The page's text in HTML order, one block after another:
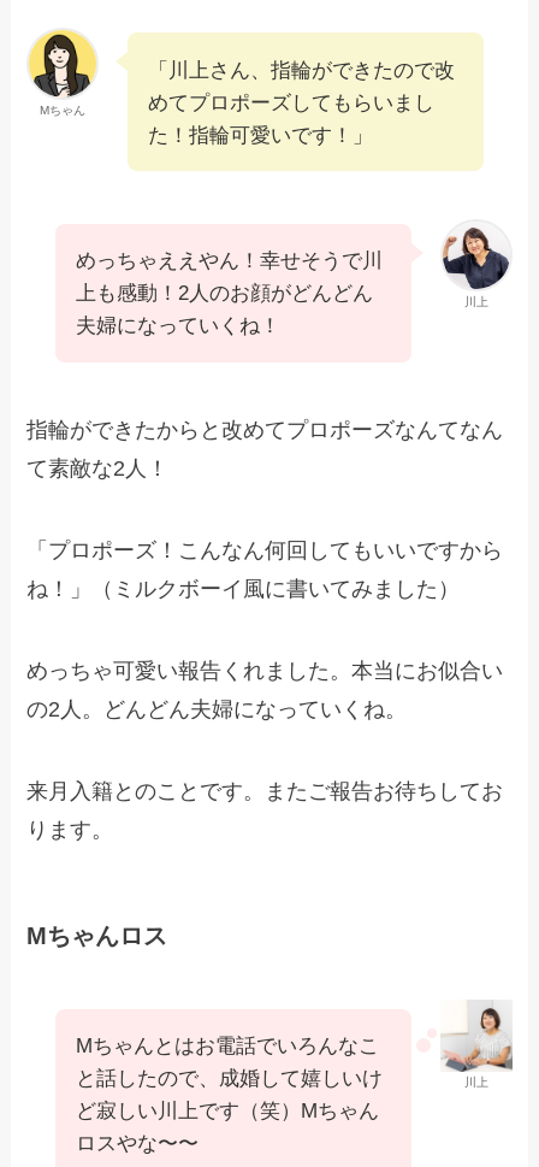
Mちゃん
「川上さん、指輪ができたので改
めてプロポーズしてもらいまし
た！指輪可愛いです！」
川上
めっちゃええやん！幸せそうで川
上も感動！2人のお顔がどんどん
夫婦になっていくね！
指輪ができたからと改めてプロポーズなんてなん
て素敵な2人！
「プロポーズ！こんなん何回してもいいですから
ね！」（ミルクボーイ風に書いてみました）
めっちゃ可愛い報告くれました。本当にお似合い
の2人。どんどん夫婦になっていくね。
来月入籍とのことです。またご報告お待ちしてお
ります。
Mちゃんロス
川上
Mちゃんとはお電話でいろんなこ
と話したので、成婚して嬉しいけ
ど寂しい川上です（笑）Mちゃん
ロスやな〜〜